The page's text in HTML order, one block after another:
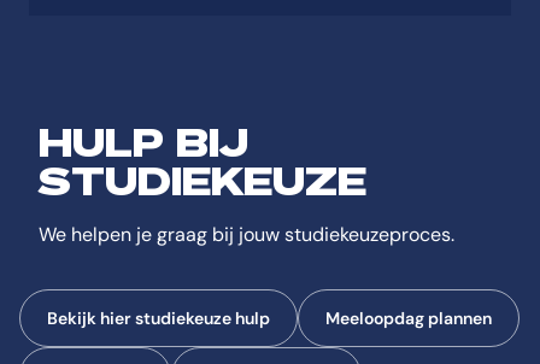
HULP BIJ
STUDIEKEUZE
We helpen je graag bij jouw studiekeuzeproces.
Bekijk hier studiekeuze hulp Meeloopdag plannen